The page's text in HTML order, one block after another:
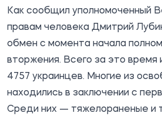
Как сообщил уполномоченный
правам человека Дмитрий
обмен с момента начала
вторжения. Всего за это время
4757 украинцев. Многие из
находились в заключении с
Среди них — тяжелораненые и